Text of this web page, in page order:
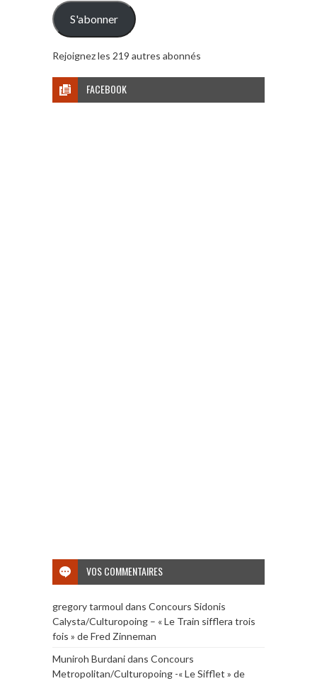
mail
S'abonner
Rejoignez les 219 autres abonnés
FACEBOOK
VOS COMMENTAIRES
gregory tarmoul dans Concours Sidonis
Calysta/Culturopoing – « Le Train sifflera trois
fois » de Fred Zinneman
Muniroh Burdanidans Concours
Metropolitan/Culturopoing -« Le Sifflet » de